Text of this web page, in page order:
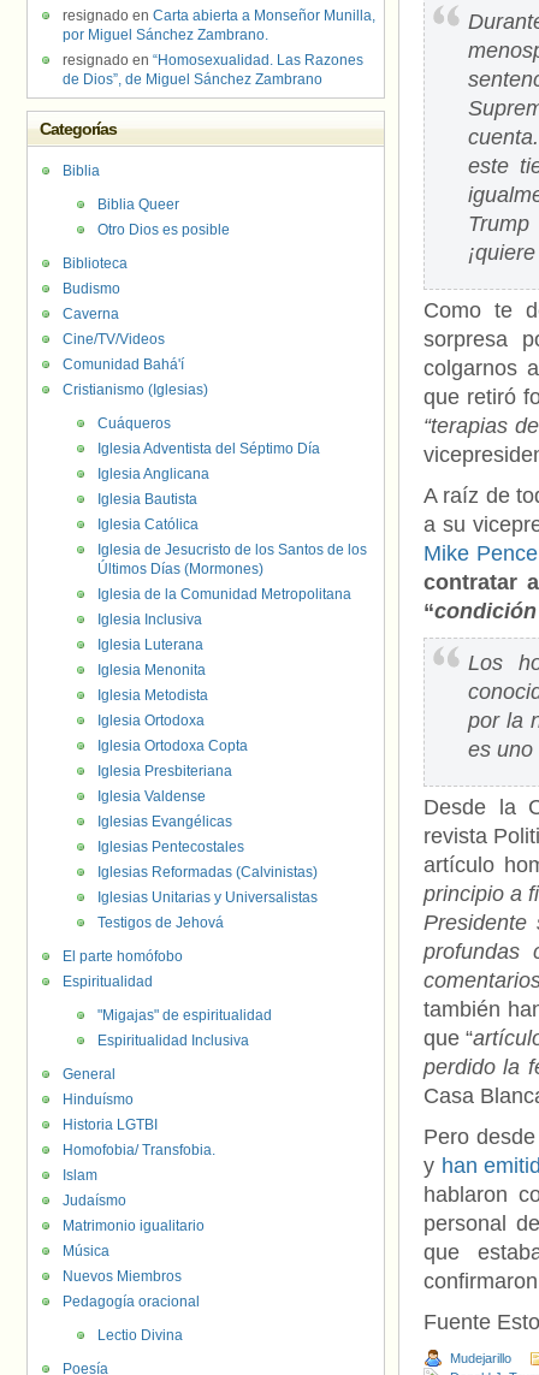
este
Como te
sorpresa
colgarnos
que retiró
“terapias
A raíz de
a su
Mike
contratar
“
Los
por la
es uno
Desde la
revista
artículo
principio a
profundas
también
que “
perdido la
Casa
Pero
y han
hablaron
personal
que
confirmaron
Fuente
Mudejarillo
resignado en Carta abierta a Monseñor Munilla,
por Miguel Sánchez Zambrano.
resignado en “Homosexualidad. Las Razones
de Dios”, de Miguel Sánchez Zambrano
Categorías
Biblia
Biblia Queer
Otro Dios es posible
Biblioteca
Budismo
Caverna
Cine/TV/Videos
Comunidad Bahá'í
Cristianismo (Iglesias)
Cuáqueros
Iglesia Adventista del Séptimo Día
Iglesia Anglicana
Iglesia Bautista
Iglesia Católica
Iglesia de Jesucristo de los Santos de los
Últimos Días (Mormones)
Iglesia de la Comunidad Metropolitana
Iglesia Inclusiva
Iglesia Luterana
Iglesia Menonita
Iglesia Metodista
Iglesia Ortodoxa
Iglesia Ortodoxa Copta
Iglesia Presbiteriana
Iglesia Valdense
Iglesias Evangélicas
Iglesias Pentecostales
Iglesias Reformadas (Calvinistas)
Iglesias Unitarias y Universalistas
Testigos de Jehová
El parte homófobo
Espiritualidad
"Migajas" de espiritualidad
Espiritualidad Inclusiva
General
Hinduísmo
Historia LGTBI
Homofobia/ Transfobia.
Islam
Judaísmo
Matrimonio igualitario
Música
Nuevos Miembros
Pedagogía oracional
Lectio Divina
Poesía